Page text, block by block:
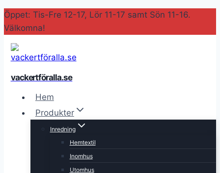
Skip
to
content
Öppet: Tis-Fre 12-17, Lör 11-17 samt Sön 11-16.
Välkomna!
vackertföralla.se
Hem
Produkter
Inredning
Hemtextil
Inomhus
Utomhus